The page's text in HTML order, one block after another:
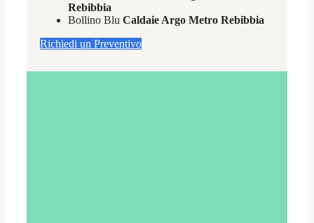
Rebibbia
Bollino Blu Caldaie Argo Metro Rebibbia
Richiedi un Preventivo